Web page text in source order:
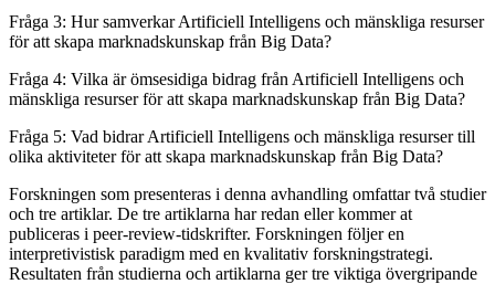
Fråga 3: Hur samverkar Artificiell Intelligens och mänskliga resurser
för att skapa marknadskunskap från Big Data?
Fråga 4: Vilka är ömsesidiga bidrag från Artificiell Intelligens och
mänskliga resurser för att skapa marknadskunskap från Big Data?
Fråga 5: Vad bidrar Artificiell Intelligens och mänskliga resurser till
olika aktiviteter för att skapa marknadskunskap från Big Data?
Forskningen som presenteras i denna avhandling omfattar två studier
och tre artiklar. De tre artiklarna har redan eller kommer at
publiceras i peer-review-tidskrifter. Forskningen följer en
interpretivistisk paradigm med en kvalitativ forskningstrategi.
Resultaten från studierna och artiklarna ger tre viktiga övergripande